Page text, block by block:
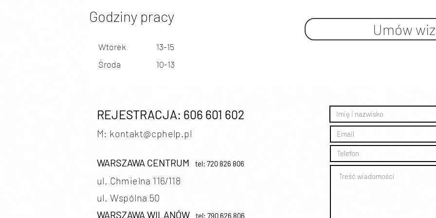
Godziny pracy
Wtorek
13-15
Środa
10-13
Umów
REJESTRACJA: 606 601 602
M: kontakt@cphelp.pl
WARSZAWA CENTRUM tel: 720 826 806
ul. Chmielna 116/118
ul. Wspólna 50
WARSZAWA WILANÓW
tel: 790 626 806